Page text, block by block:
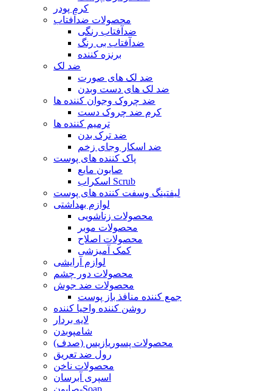
کرم پودر
محصولات ضدآفتاب
ضدآفتاب رنگی
ضدآفتاب بی رنگ
برنزه کننده
ضد لک
ضد لک های صورت
ضد لک های دست وبدن
ضد چروک وجوان کننده ها
کرم ضد چروک دست
ترمیم کننده ها
ضد ترک بدن
ضد اسکار وجای زخم
پاک کننده های پوست
صابون مایع
اسکراب Scrub
لیفتینگ وسفت کننده های پوست
لوازم بهداشتی
محصولات زناشویی
محصولات موبر
محصولات اصلاح
کمک آمیزشی
لوازم آرایشی
محصولات دور چشم
محصولات ضد جوش
جمع کننده منافذ باز پوست
روشن کننده واحیا کننده
لایه بردار
شامپوبدن
محصولات پسوریازیس (صدف)
رول ضد تعریق
محصولات ناخن
اسپری آبرسان